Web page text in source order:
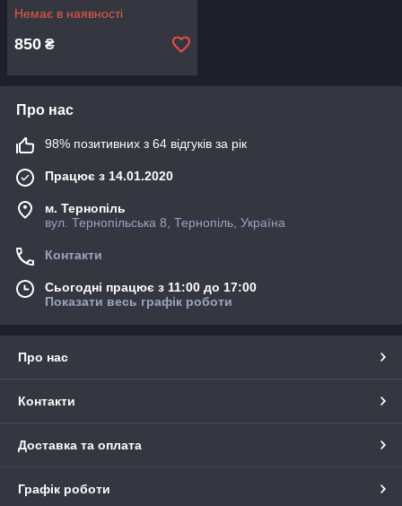
Немає в наявності
850 ₴
Про нас
98% позитивних з 64 відгуків за рік
Працює з 14.01.2020
м. Тернопіль
вул. Тернопільська 8, Тернопіль, Україна
Контакти
Сьогодні працює з 11:00 до 17:00
Показати весь графік роботи
Про нас
Контакти
Доставка та оплата
Графік роботи